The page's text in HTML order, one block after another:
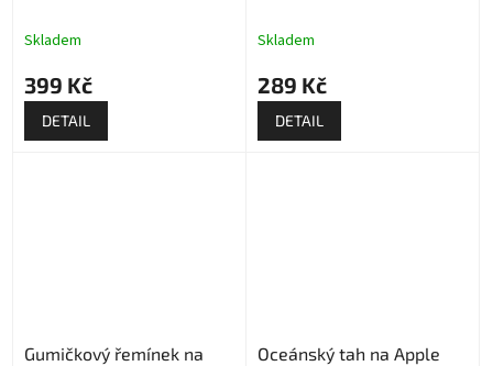
Skladem
399 Kč
DETAIL
Skladem
289 Kč
DETAIL
Gumičkový řemínek na
Oceánský tah na Apple